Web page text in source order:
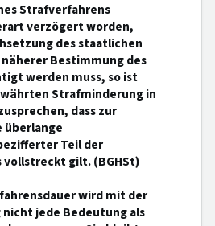
Strafverfahrens
verzögert worden,
des staatlichen
Bestimmung des
werden muss, so ist
Strafminderung in
dass zur
überlange
Teil der
gilt. (BGHSt)
wird mit der
jede Bedeutung als